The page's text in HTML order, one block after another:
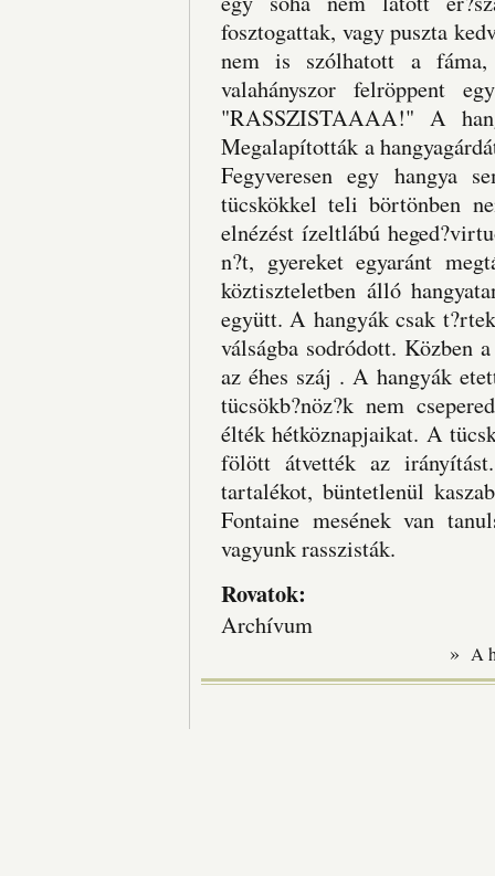
fosztogattak, vagy puszta
nem is szólhatott a
valahányszor felröppent
"RASSZISTAAAA!" A
Megalapították a
Fegyveresen egy hangya
tücskökkel teli börtönben
elnézést ízeltlábú
n?t, gyereket egyaránt
köztiszteletben álló
együtt. A hangyák csak
válságba sodródott. Közben
az éhes száj . A hangyák
tücsökb?nöz?k nem
élték hétköznapjaikat. A
fölött átvették az
tartalékot, büntetlenül
Fontaine mesének van
vagyunk rasszisták.
Rovatok:
Archívum
» A